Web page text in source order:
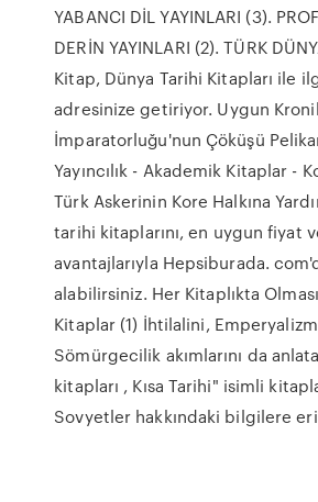
YABANCI DİL YAYINLARI (3).
DERİN YAYINLARI (2). TÜRK
Kitap, Dünya Tarihi Kitapları ile
adresinize getiriyor. Uygun
İmparatorluğu'nun Çöküşü
Yayıncılık - Akademik Kitaplar -
Türk Askerinin Kore Halkına
tarihi kitaplarını, en uygun fiyat
avantajlarıyla Hepsiburada.
alabilirsiniz. Her Kitaplıkta
Kitaplar (1) İhtilalini,
Sömürgecilik akımlarını da
kitapları , Kısa Tarihi" isimli
Sovyetler hakkındaki bilgilere